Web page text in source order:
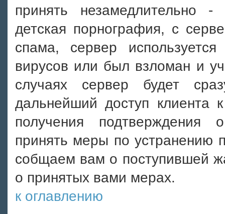
принять незамедлительно
детская порнография, с
спама, сервер
вирусов или был взломан и
случаях сервер будет
дальнейший доступ клиента
получения подтверждения
принять меры по устранению
собщаем вам о поступившей
о принятых вами мерах.
к оглавлению